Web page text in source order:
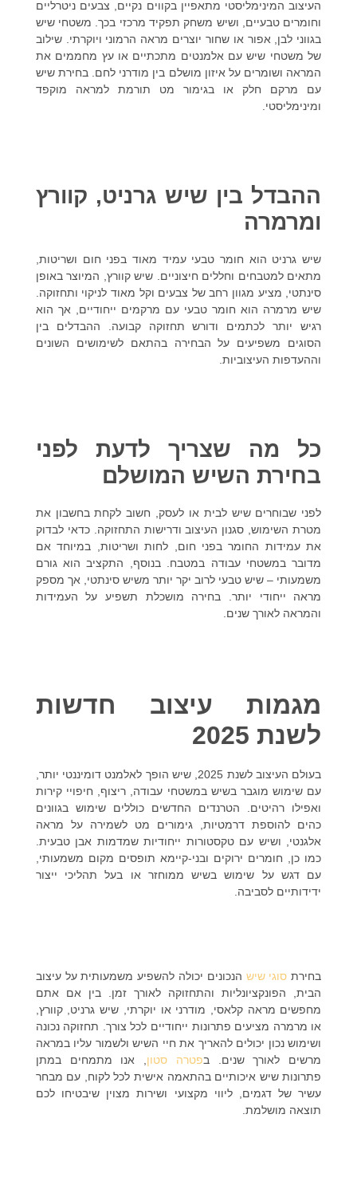
העיצוב המינימליסטי מתאפיין בקווים נקיים, צבעים ניטרליים
וחומרים טבעיים, ושיש משחק תפקיד מרכזי בכך. משטחי שיש
בגווני לבן, אפור או שחור יוצרים מראה הרמוני ויוקרתי. שילוב
של משטחי שיש עם אלמנטים מתכתיים או עץ מחממים את
המראה ושומרים על איזון מושלם בין מודרני לחם. בחירת שיש
עם מרקם חלק או בגימור מט תורמת למראה מוקפד
ומינימליסטי.
ההבדל בין שיש גרניט, קוורץ
ומרמרה
שיש גרניט הוא חומר טבעי עמיד מאוד בפני חום ושריטות,
מתאים למטבחים וחללים חיצוניים. שיש קוורץ, המיוצר באופן
סינתטי, מציע מגוון רחב של צבעים וקל מאוד לניקוי ותחזוקה.
שיש מרמרה הוא חומר טבעי עם מרקמים ייחודיים, אך הוא
רגיש יותר לכתמים ודורש תחזוקה קבועה. ההבדלים בין
הסוגים משפיעים על הבחירה בהתאם לשימושים השונים
וההעדפות העיצוביות.
כל מה שצריך לדעת לפני
בחירת השיש המושלם
לפני שבוחרים שיש לבית או לעסק, חשוב לקחת בחשבון את
מטרת השימוש, סגנון העיצוב ודרישות התחזוקה. כדאי לבדוק
את עמידות החומר בפני חום, לחות ושריטות, במיוחד אם
מדובר במשטחי עבודה במטבח. בנוסף, התקציב הוא גורם
משמעותי – שיש טבעי לרוב יקר יותר משיש סינתטי, אך מספק
מראה ייחודי יותר. בחירה מושכלת תשפיע על העמידות
והמראה לאורך שנים.
מגמות עיצוב חדשות
לשנת 2025
בעולם העיצוב לשנת 2025, שיש הופך לאלמנט דומיננטי יותר,
עם שימוש מוגבר בשיש במשטחי עבודה, ריצוף, חיפויי קירות
ואפילו רהיטים. הטרנדים החדשים כוללים שימוש בגוונים
כהים להוספת דרמטיות, גימורים מט לשמירה על מראה
אלגנטי, ושיש עם טקסטורות ייחודיות שמדמות אבן טבעית.
כמו כן, חומרים ירוקים ובני-קיימא תופסים מקום משמעותי,
עם דגש על שימוש בשיש ממוחזר או בעל תהליכי ייצור
ידידותיים לסביבה.
בחירת סוגי שיש הנכונים יכולה להשפיע משמעותית על עיצוב
הבית, הפונקציונליות והתחזוקה לאורך זמן. בין אם אתם
מחפשים מראה קלאסי, מודרני או יוקרתי, שיש גרניט, קוורץ,
או מרמרה מציעים פתרונות ייחודיים לכל צורך. תחזוקה נכונה
ושימוש נכון יכולים להאריך את חיי השיש ולשמור עליו במראה
מרשים לאורך שנים. בפטרה סטון, אנו מתמחים במתן
פתרונות שיש איכותיים בהתאמה אישית לכל לקוח, עם מבחר
עשיר של דגמים, ליווי מקצועי ושירות מצוין שיבטיחו לכם
תוצאה מושלמת.